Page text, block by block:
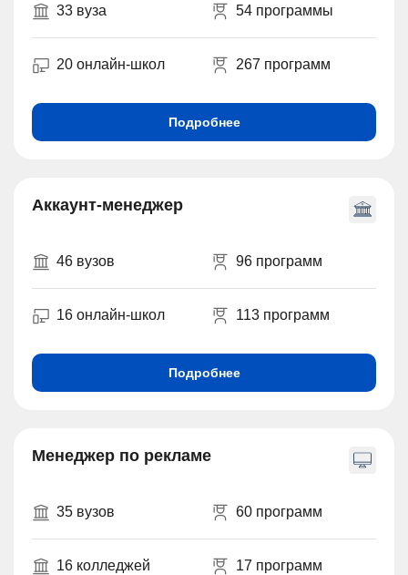
33 вуза 54 программы
20 онлайн-школ 267 программ
Подробнее
Аккаунт-менеджер
46 вузов 96 программ
16 онлайн-школ 113 программ
Подробнее
Менеджер по рекламе
35 вузов 60 программ
16 колледжей 17 программ